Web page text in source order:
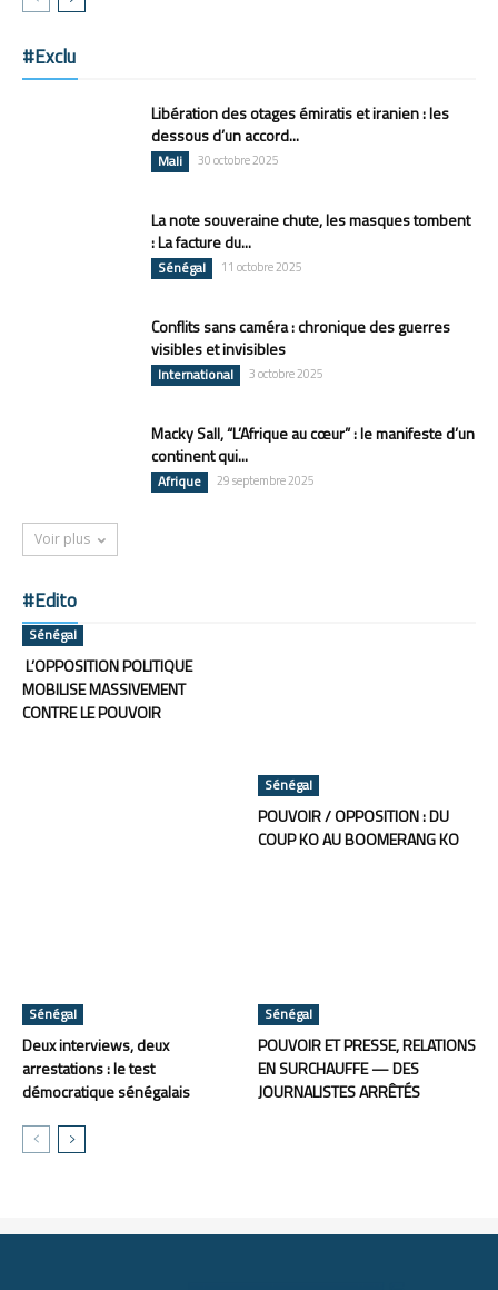
#Exclu
Libération des otages émiratis et iranien : les
dessous d’un accord...
Mali 30 octobre 2025
La note souveraine chute, les masques tombent
: La facture du...
Sénégal 11 octobre 2025
Conflits sans caméra : chronique des guerres
visibles et invisibles
International 3 octobre 2025
Macky Sall, “L’Afrique au cœur” : le manifeste d’un
continent qui...
Afrique 29 septembre 2025
Voir plus
#Edito
Sénégal
L’OPPOSITION POLITIQUE
MOBILISE MASSIVEMENT
CONTRE LE POUVOIR
Sénégal
POUVOIR / OPPOSITION : DU
COUP KO AU BOOMERANG KO
Sénégal
Deux interviews, deux
arrestations : le test
démocratique sénégalais
Sénégal
POUVOIR ET PRESSE, RELATIONS
EN SURCHAUFFE — DES
JOURNALISTES ARRÊTÉS